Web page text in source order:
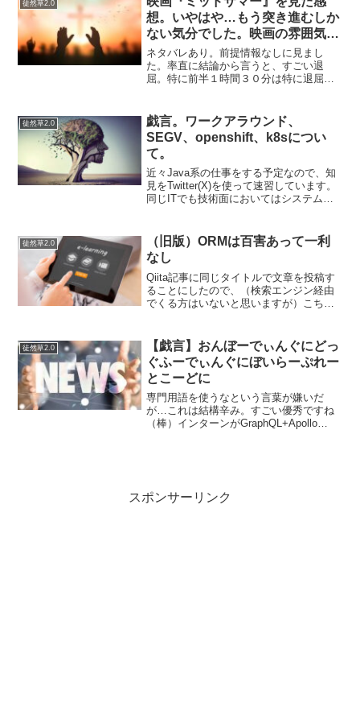
徒然草2.0
想。いやはや…もう突き進むしか
ない気分でした。映画の雰囲気は
いいけど退屈で微妙。
ネタバレあり。前提情報なしに見まし
た。率直に結論から言うと、すごい退
屈。特に前半１時間３０分は特に退屈で
持ちで見ていましたが、オチはだいたい
分かっていたし、別に得るもの...
徒然草2.0
戯言。ワークアラウンド、
SEGV、openshift、k8sについ
て。
近々Java系の仕事をする予定なので、知
見をTwitter(X)を使って速習しています。
同じITでも技術面においてはシステム寄
用している人の言葉を読んでから...
徒然草2.0
（旧版）ORMは百害あって一利
なし
Qiita記事に同じタイトルで文章を投稿す
ることにしたので、（検索エンジン経由
でくる方はいないと思いますが）こちら
タベース（ＲＤＢ）とのマッピング技術
と言えば...
徒然草2.0
【戯言】おんぼーでぃんぐにどっ
ぐふーでぃんぐにぼいらーぷれー
とこーどに
専門用語を使うなという言葉が嫌いだ
が…これは結構辛み。すごい優秀ですね
（棒）インターンがGraphQL+Apollo
スポンサーリンク